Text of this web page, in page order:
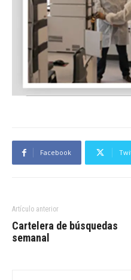
Facebook
Artículo anterior
Cartelera de búsquedas
semanal